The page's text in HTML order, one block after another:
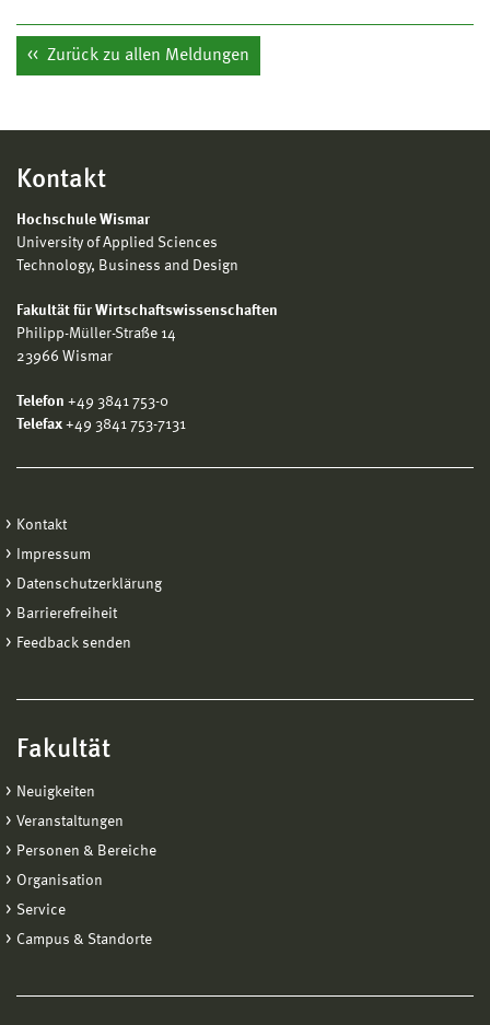
Zurück zu allen Meldungen
Kontakt
Hochschule Wismar
University of Applied Sciences
Technology, Business and Design
Fakultät für Wirtschaftswissenschaften
Philipp-Müller-Straße 14
23966 Wismar
Telefon +49 3841 753-0
Telefax +49 3841 753-7131
Kontakt
Impressum
Datenschutzerklärung
Barrierefreiheit
Feedback senden
Fakultät
Neuigkeiten
Veranstaltungen
Personen & Bereiche
Organisation
Service
Campus & Standorte